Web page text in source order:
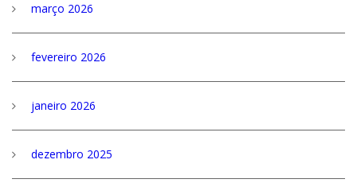
março 2026
fevereiro 2026
janeiro 2026
dezembro 2025